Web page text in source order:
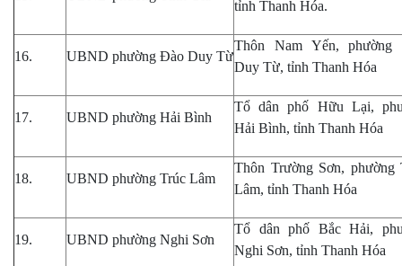
tỉnh Thanh Hóa.
16. UBND phường Đào Duy Từ
Thôn Nam Yến, phường
Duy Từ, tỉnh Thanh Hóa
17. UBND phường Hải Bình
Tổ dân phố Hữu Lại,
Hải Bình, tỉnh Thanh Hóa
18. UBND phường Trúc Lâm
Thôn Trường Sơn, phường
Lâm, tỉnh Thanh Hóa
19. UBND phường Nghi Sơn
Tổ dân phố Bắc Hải,
Nghi Sơn, tỉnh Thanh Hóa